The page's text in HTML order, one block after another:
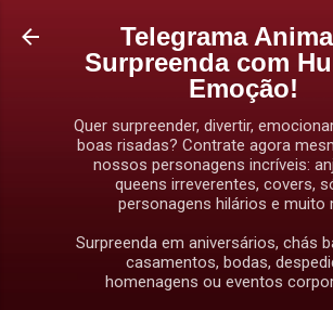
Pular para o conteúdo
Telegrama
Surpreenda com
Emoção!
Quer surpreender, divertir,
boas risadas? Contrate agora
nossos personagens incríveis:
queens irreverentes, covers,
personagens hilários e muito
Surpreenda em aniversários, chás
casamentos, bodas,
homenagens ou eventos